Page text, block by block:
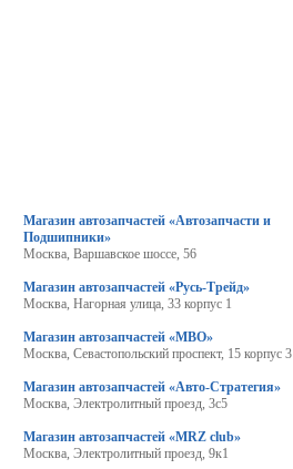
Магазин автозапчастей «Автозапчасти и
Подшипники»
Москва, Варшавское шоссе, 56
Магазин автозапчастей «Русь-Трейд»
Москва, Нагорная улица, 33 корпус 1
Магазин автозапчастей «МВО»
Москва, Севастопольский проспект, 15 корпус 3
Магазин автозапчастей «Авто-Стратегия»
Москва, Электролитный проезд, 3с5
Магазин автозапчастей «MRZ club»
Москва, Электролитный проезд, 9к1